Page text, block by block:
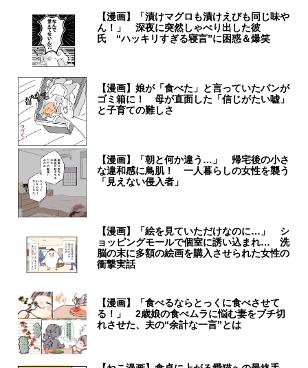
【漫画】「漬けマグロも漬けえびも同じ味や
ん！」 深夜に突然しゃべり出した彼
氏 “ハッキリすぎる寝言”に困惑＆爆笑
【漫画】娘が「食べた」と言っていたパンが
ゴミ箱に！ 母が直面した「信じがたい嘘」
と子育ての難しさ
【漫画】「朝と何か違う…」 帰宅後の小さ
な違和感に鳥肌！ 一人暮らしの女性を襲う
「見えない侵入者」
【漫画】「絵を見ていただけなのに…」 シ
ョッピングモールで個室に誘い込まれ… 洗
脳の末に多額の絵画を購入させられた女性の
衝撃実話
【漫画】「食べるならとっくに食べさせて
る！」 2歳娘の食べムラに悩む妻をブチ切
れさせた、夫の“余計な一言”とは